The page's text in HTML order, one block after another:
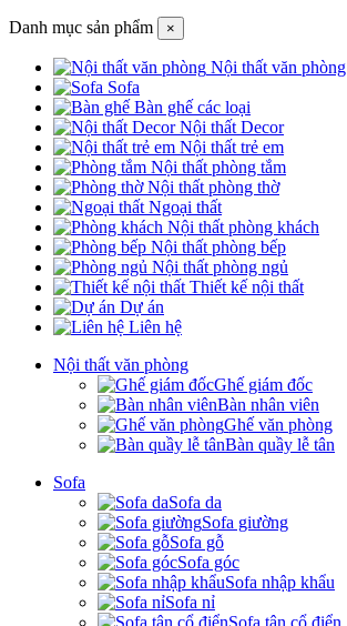
Danh mục sản phẩm ×
Nội thất văn phòng
Sofa
Bàn ghế các loại
Nội thất Decor
Nội thất trẻ em
Nội thất phòng tắm
Nội thất phòng thờ
Ngoại thất
Nội thất phòng khách
Nội thất phòng bếp
Nội thất phòng ngủ
Thiết kế nội thất
Dự án
Liên hệ
Nội thất văn phòng
Ghế giám đốc
Bàn nhân viên
Ghế văn phòng
Bàn quầy lễ tân
Sofa
Sofa da
Sofa giường
Sofa gỗ
Sofa góc
Sofa nhập khẩu
Sofa nỉ